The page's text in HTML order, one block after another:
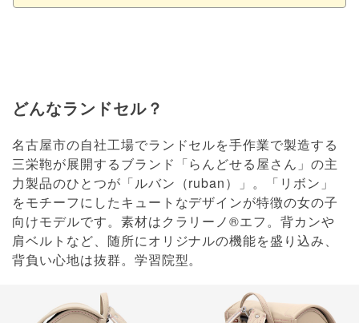
どんなランドセル？
名古屋市の自社工場でランドセルを手作業で製造する
三栄鞄が展開するブランド「らんどせる屋さん」の主
力製品のひとつが「ルバン（ruban）」。「リボン」
をモチーフにしたキュートなデザインが特徴の女の子
向けモデルです。素材はクラリーノ®エフ。背カンや
肩ベルトなど、随所にオリジナルの機能を盛り込み、
背負い心地は抜群。学習院型。